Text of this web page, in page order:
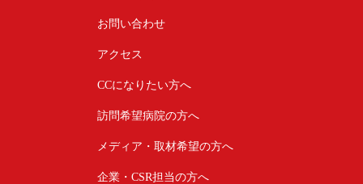
お問い合わせ
アクセス
CCになりたい方へ
訪問希望病院の方へ
メディア・取材希望の方へ
企業・CSR担当の方へ